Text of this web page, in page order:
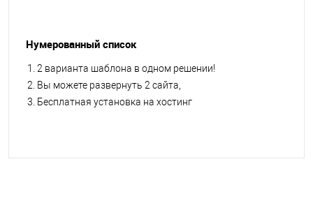
Нумерованный список
2 варианта шаблона в одном решении!
Вы можете развернуть 2 сайта,
Бесплатная установка на хостинг